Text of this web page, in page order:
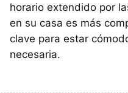
horario extendido por
en su casa es más
clave para estar
necesaria.